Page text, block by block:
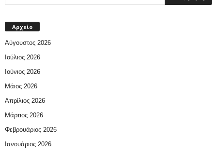
Αρχείο
Αύγουστος 2026
Ιούλιος 2026
Ιούνιος 2026
Μάιος 2026
Απρίλιος 2026
Μάρτιος 2026
Φεβρουάριος 2026
Ιανουάριος 2026